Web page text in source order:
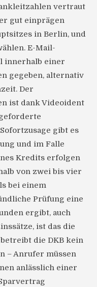
vertraut
gut einprägen
in Berlin, und
E-Mail-
innerhalb einer
gegeben, alternativ
Der
ist dank Videoident
gibt es
und im Falle
Kredits erfolgen
von zwei bis vier
bei einem
Prüfung eine
ergibt, auch
ist das die
die DKB kein
– Anrufer müssen
anlässlich einer